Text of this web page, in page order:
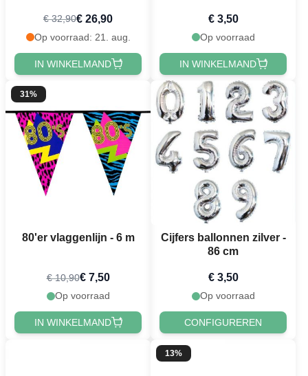
€ 32,90€ 26,90
Op voorraad: 21. aug.
IN WINKELMAND
€ 3,50
Op voorraad
IN WINKELMAND
31%
80'er vlaggenlijn - 6 m
€ 10,90€ 7,50
Op voorraad
IN WINKELMAND
Cijfers ballonnen zilver -
86 cm
€ 3,50
Op voorraad
CONFIGUREREN
13%